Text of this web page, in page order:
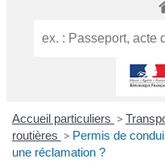
Accueil particuliers >
routières > Permis de
une réclamation ?